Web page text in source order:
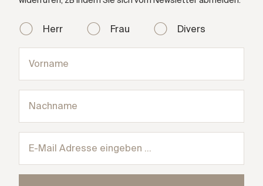
Herr Frau Divers